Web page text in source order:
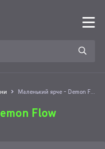
Маленький ярче - Demon Flow (Новый Альбом)
Flow